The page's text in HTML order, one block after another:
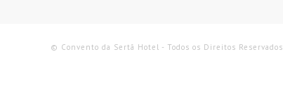
© Convento da Sertã Hotel - Todos os Direitos Reservados